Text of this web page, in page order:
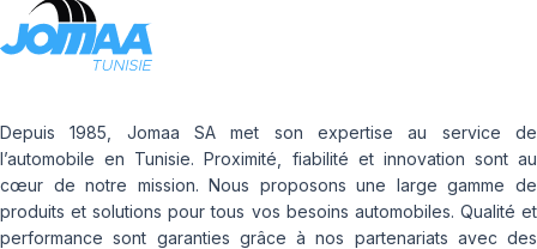
Depuis 1985, Jomaa SA met son expertise au service de
l’automobile en Tunisie. Proximité, fiabilité et innovation sont au
cœur de notre mission. Nous proposons une large gamme de
produits et solutions pour tous vos besoins automobiles. Qualité et
performance sont garanties grâce à nos partenariats avec des